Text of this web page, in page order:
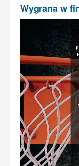
Wygrana w